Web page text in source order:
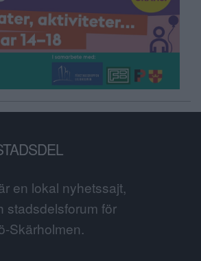
en lokal nyhetssajt,
stadsdelsforum för
Skärholmen.